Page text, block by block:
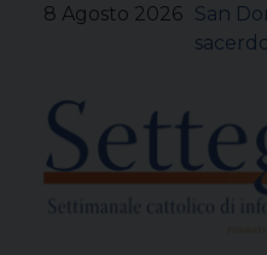
8 Agosto 2026 San